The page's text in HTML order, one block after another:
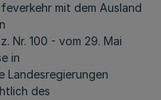
mit dem Ausland
Nr. 100 - vom 29. Mai
in
Landesregierungen
des